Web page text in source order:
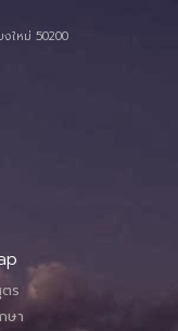
ใหม่ 50200
ร
ษา